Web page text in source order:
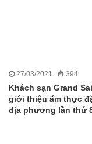
27/03/2021 394
Khách sạn Grand
giới thiệu ẩm thực
địa phương lần thứ